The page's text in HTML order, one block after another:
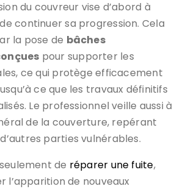
du couvreur vise d’abord à
continuer sa progression. Cela
la pose de bâches
pour supporter les
ce qui protège efficacement
ce que les travaux définitifs
Le professionnel veille aussi à
de la couverture, repérant
parties vulnérables.
de réparer une fuite,
l’apparition de nouveaux